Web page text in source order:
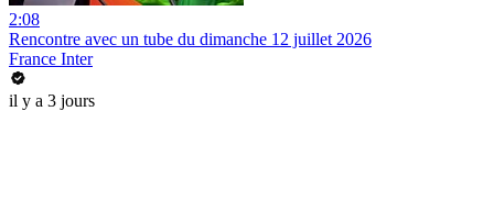
2:08
Rencontre avec un tube du dimanche 12 juillet 2026
France Inter
il y a 3 jours